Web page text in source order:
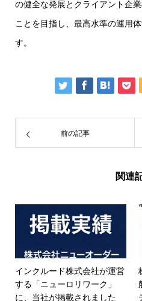
の健全な発展とクライアント企
ことを目指し、最高水準の運用
す。
前の記事
関連
インクルード株式会社が運営
する「ニューロリワーク」
に、当社が掲載されました